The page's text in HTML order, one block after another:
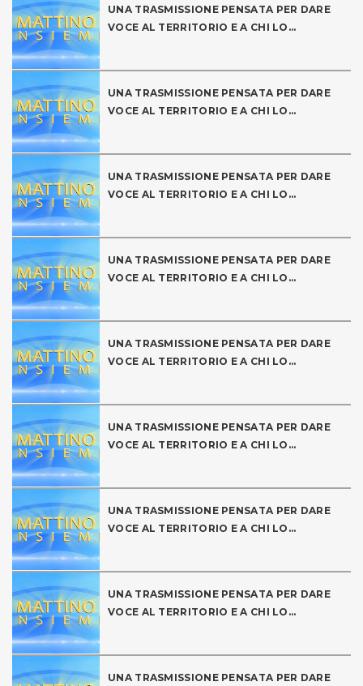
UNA TRASMISSIONE PENSATA PER DARE
VOCE AL TERRITORIO E A CHI LO...
UNA TRASMISSIONE PENSATA PER DARE
VOCE AL TERRITORIO E A CHI LO...
UNA TRASMISSIONE PENSATA PER DARE
VOCE AL TERRITORIO E A CHI LO...
UNA TRASMISSIONE PENSATA PER DARE
VOCE AL TERRITORIO E A CHI LO...
UNA TRASMISSIONE PENSATA PER DARE
VOCE AL TERRITORIO E A CHI LO...
UNA TRASMISSIONE PENSATA PER DARE
VOCE AL TERRITORIO E A CHI LO...
UNA TRASMISSIONE PENSATA PER DARE
VOCE AL TERRITORIO E A CHI LO...
UNA TRASMISSIONE PENSATA PER DARE
VOCE AL TERRITORIO E A CHI LO...
UNA TRASMISSIONE PENSATA PER DARE